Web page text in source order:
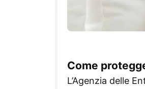
Come
L’Agenzia delle